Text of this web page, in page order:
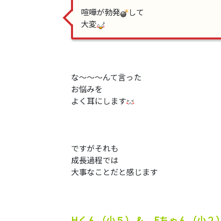
喧嘩が勃発
して
大変
な〜〜〜んて言った
お悩みを
よく耳にします
ですがそれも
成長過程では
大事なことだと感じます